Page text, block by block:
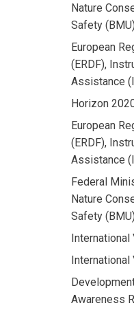
Nature
Safety
European
(ERDF),
Assistance
Horizon
European
(ERDF),
Assistance
Federal
Nature
Safety
International
International
Awareness